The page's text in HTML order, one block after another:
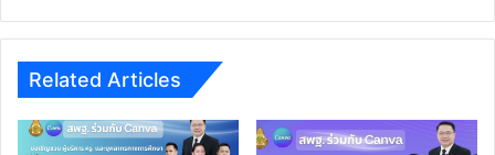
ต้น
ระบบ
อิเล็กทรอนิกส์
โดย
ศูนย์
Related Articles